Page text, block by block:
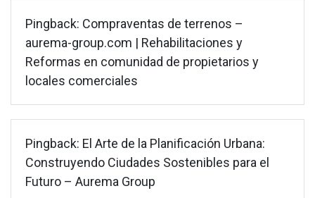
Pingback: Compraventas de terrenos –
aurema-group.com | Rehabilitaciones y
Reformas en comunidad de propietarios y
locales comerciales
Pingback: El Arte de la Planificación Urbana:
Construyendo Ciudades Sostenibles para el
Futuro – Aurema Group